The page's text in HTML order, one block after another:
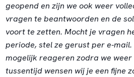
geopend en zijn we ook weer
vragen te beantwoorden en de
voort te zetten. Mocht je vragen
periode, stel ze gerust per e-mail.
mogelijk reageren zodra we
tussentijd wensen wij je een fijne